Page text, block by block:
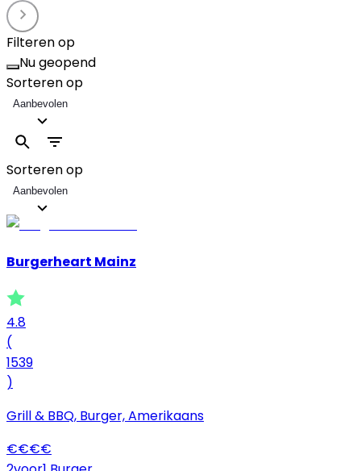
Filteren op
Nu geopend
Sorteren op
Aanbevolen
Sorteren op
Aanbevolen
Burgerheart Mainz
4.8
(
1539
)
Grill & BBQ, Burger, Amerikaans
€€€€